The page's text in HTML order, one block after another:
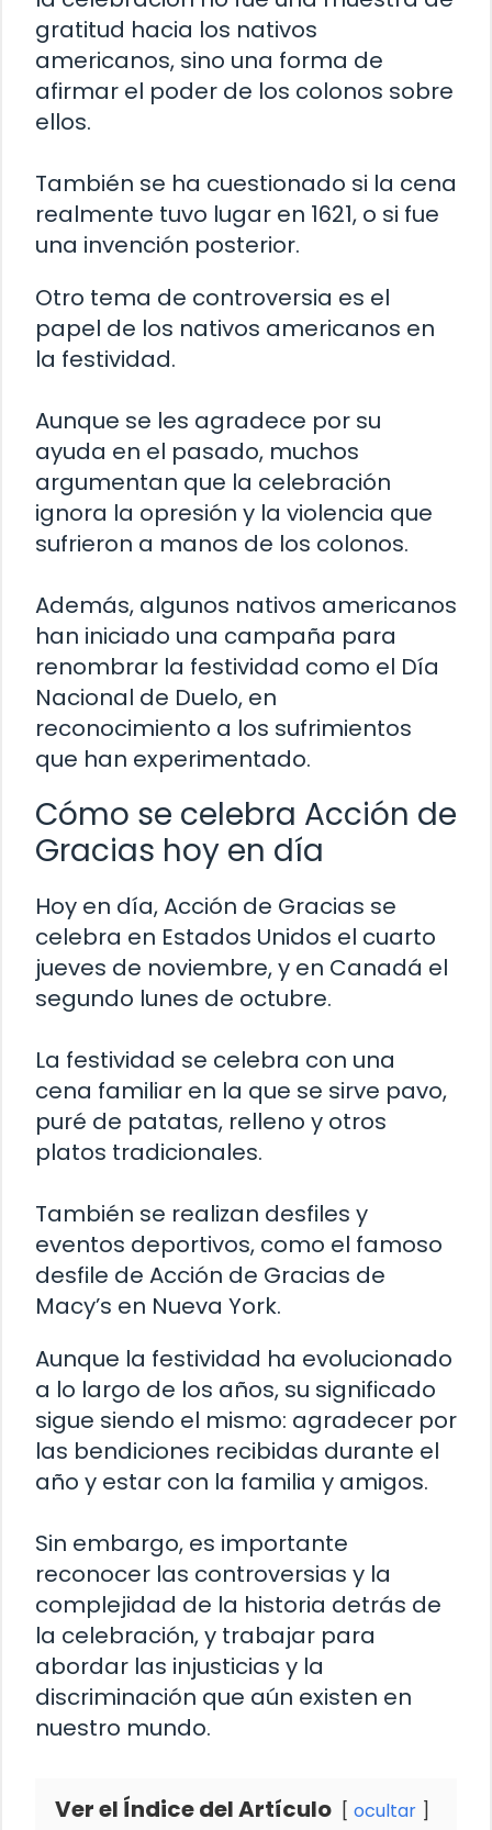
gratitud hacia los nativos
americanos, sino una forma de
afirmar el poder de los colonos sobre
ellos.
También se ha cuestionado si la cena
realmente tuvo lugar en 1621, o si fue
una invención posterior.
Otro tema de controversia es el
papel de los nativos americanos en
la festividad.
Aunque se les agradece por su
ayuda en el pasado, muchos
argumentan que la celebración
ignora la opresión y la violencia que
sufrieron a manos de los colonos.
Además, algunos nativos americanos
han iniciado una campaña para
renombrar la festividad como el Día
Nacional de Duelo, en
reconocimiento a los sufrimientos
que han experimentado.
Cómo se celebra Acción de
Gracias hoy en día
Hoy en día, Acción de Gracias se
celebra en Estados Unidos el cuarto
jueves de noviembre, y en Canadá el
segundo lunes de octubre.
La festividad se celebra con una
cena familiar en la que se sirve pavo,
puré de patatas, relleno y otros
platos tradicionales.
También se realizan desfiles y
eventos deportivos, como el famoso
desfile de Acción de Gracias de
Macy’s en Nueva York.
Aunque la festividad ha evolucionado
a lo largo de los años, su significado
sigue siendo el mismo: agradecer por
las bendiciones recibidas durante el
año y estar con la familia y amigos.
Sin embargo, es importante
reconocer las controversias y la
complejidad de la historia detrás de
la celebración, y trabajar para
abordar las injusticias y la
discriminación que aún existen en
nuestro mundo.
Ver el Índice del Artículo ocultar